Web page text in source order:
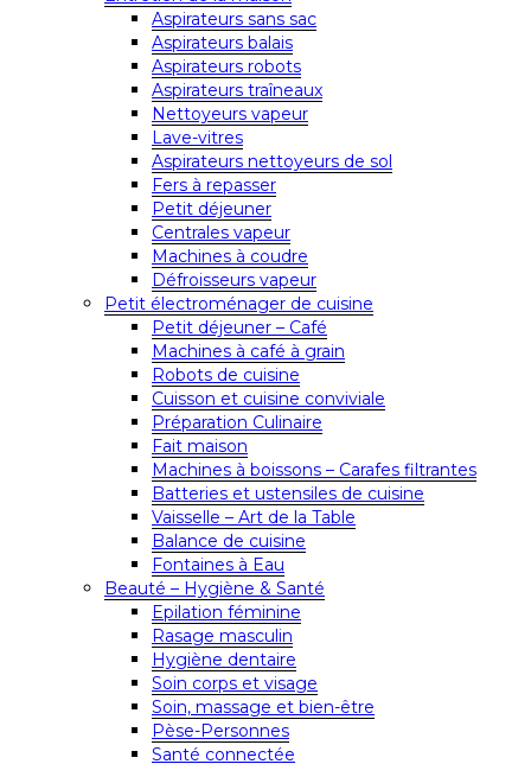
Aspirateurs sans sac
Aspirateurs balais
Aspirateurs robots
Aspirateurs traîneaux
Nettoyeurs vapeur
Lave-vitres
Aspirateurs nettoyeurs de sol
Fers à repasser
Petit déjeuner
Centrales vapeur
Machines à coudre
Défroisseurs vapeur
Petit électroménager de cuisine
Petit déjeuner – Café
Machines à café à grain
Robots de cuisine
Cuisson et cuisine conviviale
Préparation Culinaire
Fait maison
Machines à boissons – Carafes filtrantes
Batteries et ustensiles de cuisine
Vaisselle – Art de la Table
Balance de cuisine
Fontaines à Eau
Beauté – Hygiène & Santé
Epilation féminine
Rasage masculin
Hygiène dentaire
Soin corps et visage
Soin, massage et bien-être
Pèse-Personnes
Santé connectée